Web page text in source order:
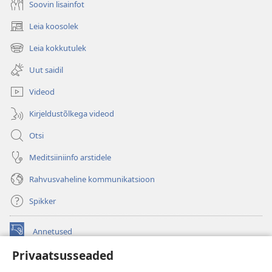
Privaatsusseaded
Soovin lisainfot
Leia koosolek
(avab
uue
akna)
Leia kokkutulek
(avab
uue
akna)
Uut saidil
Videod
Kirjeldustõlkega videod
Otsi
Meditsiiniinfo arstidele
Rahvusvaheline kommunikatsioon
Spikker
Annetused
(avab
akna)